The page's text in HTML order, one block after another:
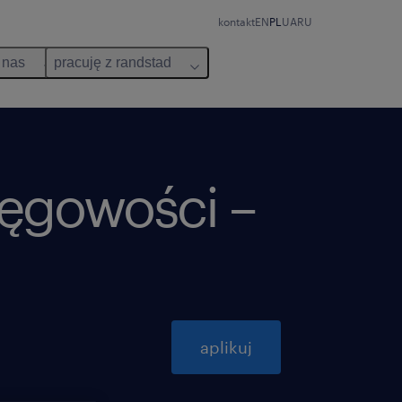
kontaktENPL UARU
nas pracuję z randstad
–
aplikuj